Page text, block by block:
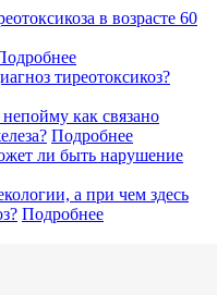
в возрасте 60
тиреотоксикоз?
как связано
Подробнее
ли быть нарушение
а при чем здесь
Подробнее